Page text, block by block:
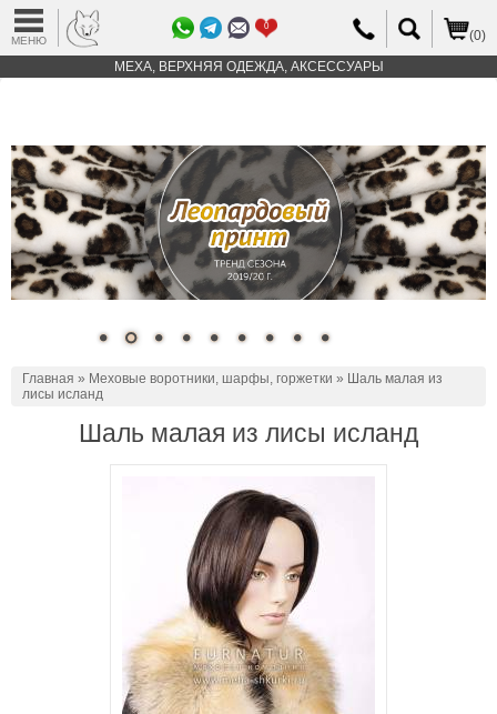
МЕНЮ
0
(0)
МЕХА, ВЕРХНЯЯ ОДЕЖДА, АКСЕССУАРЫ
Главная » Меховые воротники, шарфы, горжетки » Шаль малая из
лисы исланд
Шаль малая из лисы исланд